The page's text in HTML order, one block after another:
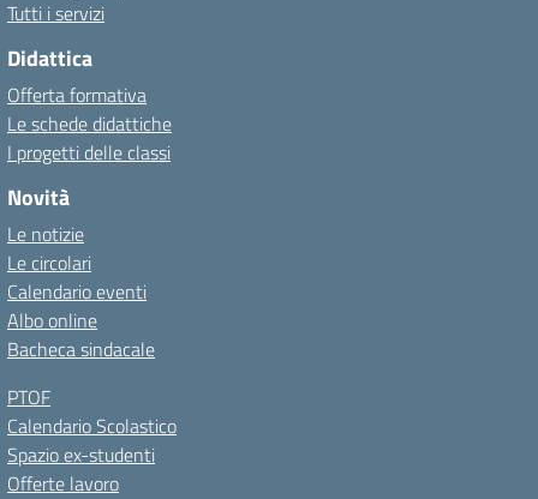
Tutti i servizi
Didattica
Offerta formativa
Le schede didattiche
I progetti delle classi
Novità
Le notizie
Le circolari
Calendario eventi
Albo online
Bacheca sindacale
PTOF
Calendario Scolastico
Spazio ex-studenti
Offerte lavoro